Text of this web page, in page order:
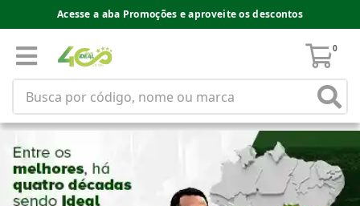
Acesse a aba Promoções e aproveite os descontos
0